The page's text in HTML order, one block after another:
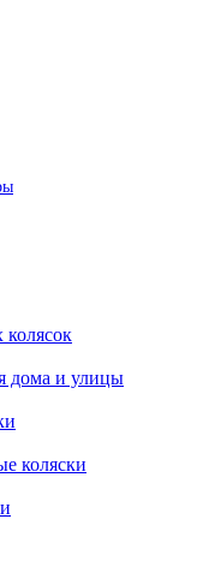
дома и улицы
коляски